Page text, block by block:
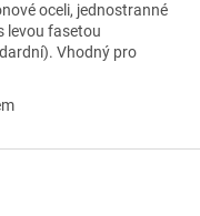
oceli, jednostranné
levou fasetou
Vhodný pro